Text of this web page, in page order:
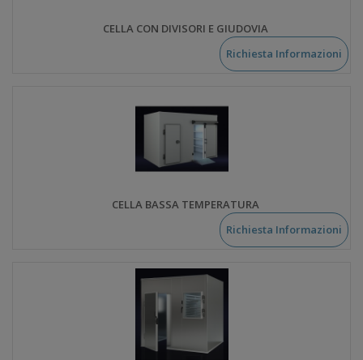
CELLA CON DIVISORI E GIUDOVIA
Richiesta Informazioni
CELLA BASSA TEMPERATURA
Richiesta Informazioni